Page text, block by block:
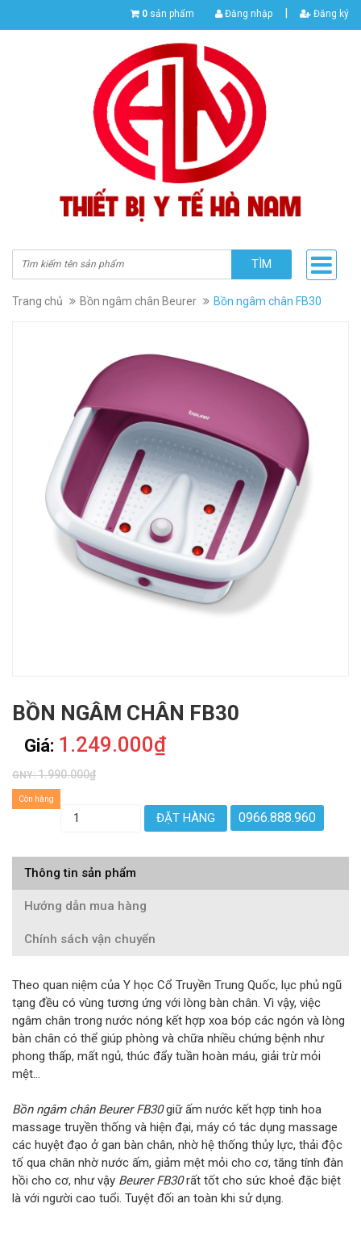
0 sản phẩm Đăng nhập | Đăng ký
TÌM
Trang chủ Bồn ngâm chân Beurer Bồn ngâm chân FB30
BỒN NGÂM CHÂN FB30
Giá: 1.249.000₫
GNY:1.990.000₫
Còn hàng
ĐẶT HÀNG 0966.888.960
Thông tin sản phẩm
Hướng dẫn mua hàng
Chính sách vận chuyển
Theo quan niệm của Y học Cổ Truyền Trung Quốc, lục phủ ngũ
tạng đều có vùng tương ứng với lòng bàn chân. Vì vậy, việc
ngâm chân trong nước nóng kết hợp xoa bóp các ngón và lòng
bàn chân có thể giúp phòng và chữa nhiều chứng bệnh như
phong thấp, mất ngủ, thúc đẩy tuần hoàn máu, giải trừ mỏi
mệt…
Bồn ngâm chân Beurer FB30giữ ấm nước kết hợp tinh hoa
massage truyền thống và hiện đại, máy có tác dụng massage
các huyệt đạo ở gan bàn chân, nhờ hệ thống thủy lực, thải độc
tố qua chân nhờ nước ấm, giảm mệt mỏi cho cơ, tăng tính đàn
hồi cho cơ, như vậy Beurer FB30rất tốt cho sức khoẻ đặc biệt
là với người cao tuổi. Tuyệt đối an toàn khi sử dụng.